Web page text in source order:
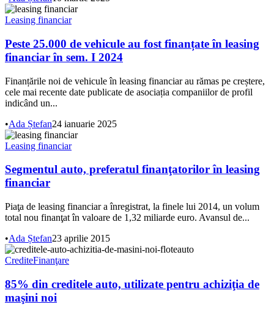
Leasing financiar
Peste 25.000 de vehicule au fost finanțate în leasing
financiar în sem. I 2024
Finanțările noi de vehicule în leasing financiar au rămas pe creștere,
cele mai recente date publicate de asociația companiilor de profil
indicând un...
•Ada Ștefan24 ianuarie 2025
Leasing financiar
Segmentul auto, preferatul finanţatorilor în leasing
financiar
Piaţa de leasing financiar a înregistrat, la finele lui 2014, un volum
total nou finanţat în valoare de 1,32 miliarde euro. Avansul de...
•Ada Ștefan23 aprilie 2015
CrediteFinanţare
85% din creditele auto, utilizate pentru achiziţia de
maşini noi